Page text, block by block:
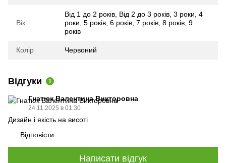
Вік
Від 1 до 2 років Від 2 до 3 років 3 роки 4
роки 5 років 6 років 7 років 8 років 9
років
Колір Червоний
Відгуки 1
Гнатюк Валентина Викторовна
24.11.2025 в 01:30
Дизайн і якість на висоті
Відповісти
Написати відгук